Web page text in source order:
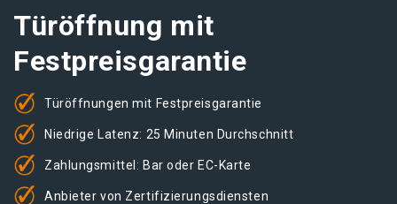
Türöffnung mit
Festpreisgarantie
Türöffnungen mit Festpreisgarantie
Niedrige Latenz: 25 Minuten Durchschnitt
Zahlungsmittel: Bar oder EC-Karte
Anbieter von Zertifizierungsdiensten